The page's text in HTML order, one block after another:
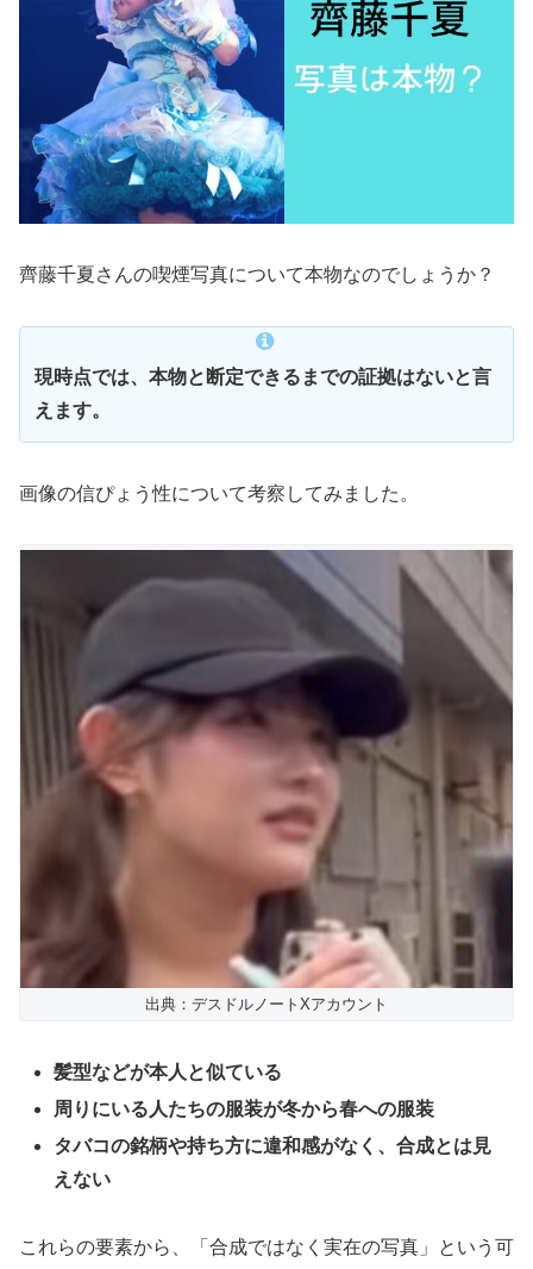
齊藤千夏さんの喫煙写真について本物なのでしょうか？
現時点では、本物と断定できるまでの証拠はないと言
えます。
画像の信ぴょう性について考察してみました。
出典：デスドルノートXアカウント
髪型などが本人と似ている
周りにいる人たちの服装が冬から春への服装
タバコの銘柄や持ち方に違和感がなく、合成とは見
えない
これらの要素から、「合成ではなく実在の写真」という可